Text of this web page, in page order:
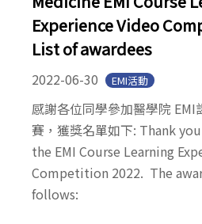
Experience Video
List of awardees
2022-06-30 EMI活動
感謝各位同學參加醫學院
賽，獲獎名單如下: Thank
the EMI Course Learning
Competition 2022. The
follows: